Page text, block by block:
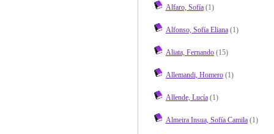
Alfaro, Sofía(1)
Alfonso, Sofía Eliana(1)
Aliata, Fernando(15)
Allemandi, Homero(1)
Allende, Lucía(1)
Almeira Insua, Sofía Camila(1)